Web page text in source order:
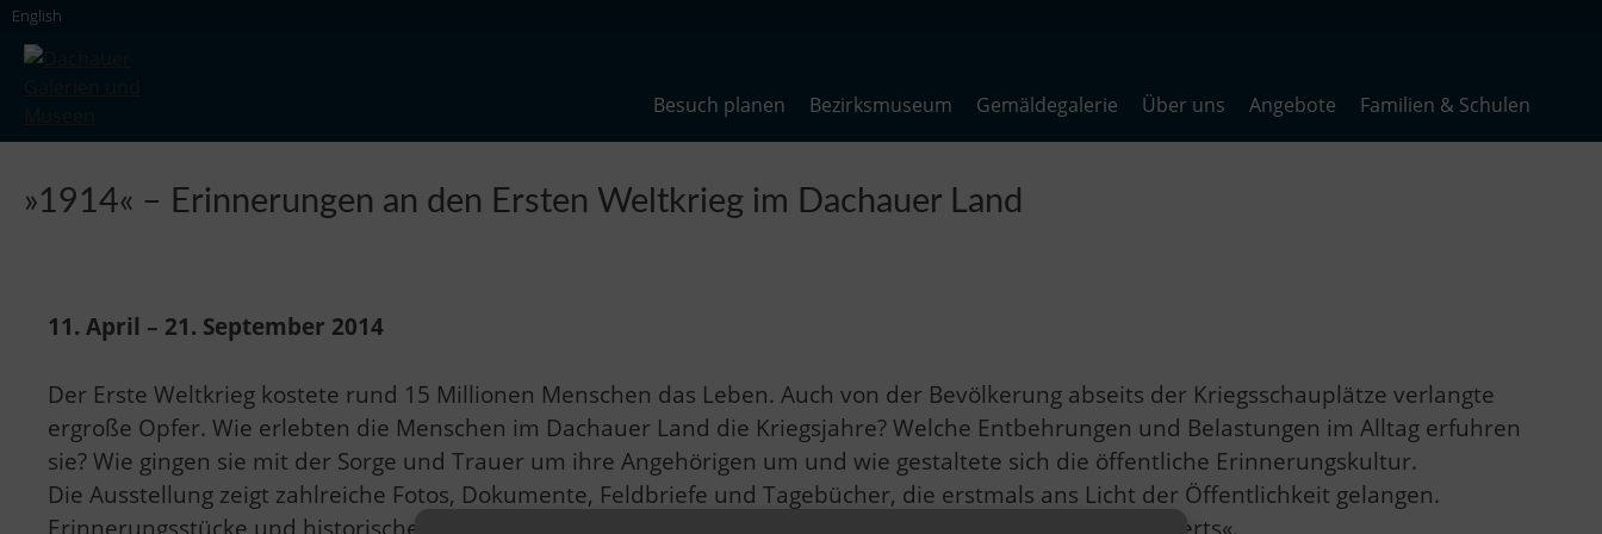
Skip
content
English
Besuch planen Bezirksmuseum Gemäldegalerie Über uns Angebote Familien & Schulen
»1914« – Erinnerungen an den Ersten Weltkrieg im Dachauer Land
11. April – 21. September 2014
Der Erste Weltkrieg kostete rund 15 Millionen Menschen das Leben. Auch von der Bevölkerung abseits der Kriegsschauplätze verlangte
ergroße Opfer. Wie erlebten die Menschen im Dachauer Land die Kriegsjahre? Welche Entbehrungen und Belastungen im Alltag erfuhren
sie? Wie gingen sie mit der Sorge und Trauer um ihre Angehörigen um und wie gestaltete sich die öffentliche Erinnerungskultur.
Die Ausstellung zeigt zahlreiche Fotos, Dokumente, Feldbriefe und Tagebücher, die erstmals ans Licht der Öffentlichkeit gelangen.